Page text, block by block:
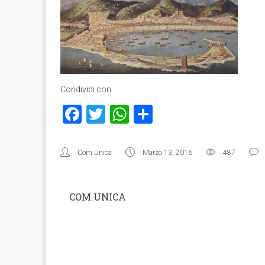
Condividi con
Facebook
TwitterWhatsApp
Com.Unica Marzo 13, 2016 487
COM.UNICA